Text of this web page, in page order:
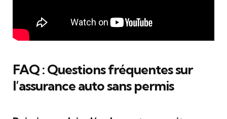
FAQ : Questions fréquentes sur
l’assurance auto sans permis